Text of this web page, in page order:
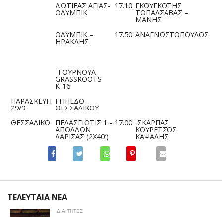
ΔΩΤΙΕΑΣ ΑΓΙΑΣ-
ΟΛΥΜΠΙΚ
17.10 ΓΚΟΥΓΚΟΤΗΣ
ΤΟΠΑΛΣΑΒΑΣ –
ΜΑΝΗΣ
ΟΛΥΜΠΙΚ –
ΗΡΑΚΛΗΣ
17.50 ΑΝΑΓΝΩΣΤΟΠΟΥΛΟΣ
ΤΟΥΡΝΟΥΑ
GRASSROOTS
Κ-16
ΠΑΡΑΣΚΕΥΗ
29/9
ΓΗΠΕΔΟ
ΘΕΣΣΑΛΙΚΟΥ
ΘΕΣΣΑΛΙΚΟ
ΠΕΛΑΣΓΙΩΤΙΣ 1 –
ΑΠΟΛΛΩΝ
ΛΑΡΙΣΑΣ (2Χ40′)
17.00 ΣΚΑΡΠΑΣ
ΚΟΥΡΕΤΣΟΣ
ΚΑΨΑΛΗΣ
ΤΕΛΕΥΤΑΙΑ ΝΕΑ
ΔΙΑΙΤΗΤΕΣ